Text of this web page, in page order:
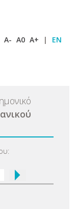
A- A0 A+ | EN